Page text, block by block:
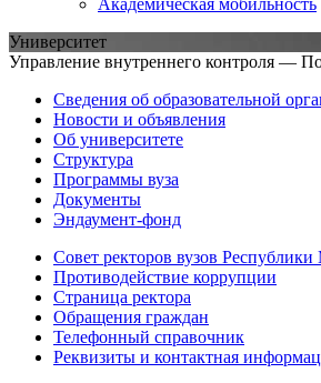
Университет
Управление внутреннего контроля —
Сведения об образовательной
Новости и объявления
Об университете
Структура
Программы вуза
Документы
Эндаумент-фонд
Совет ректоров вузов
Противодействие коррупции
Страница ректора
Обращения граждан
Телефонный справочник
Реквизиты и контактная